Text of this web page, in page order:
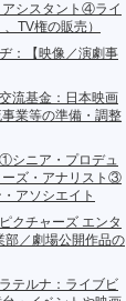
シスタント④ライ
TV権の販売）
：【映像／演劇事
流基金：日本映画
業等の準備・調整
シニア・プロデュ
ズ・アナリスト③
アソシエイト
クチャーズ エンタ
部／劇場公開作品の
テルナ：ライブビ